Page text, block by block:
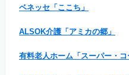
ベネッセ「ここち」
ALSOK介護「アミカの郷」
有料老人ホーム「スーパー・コ